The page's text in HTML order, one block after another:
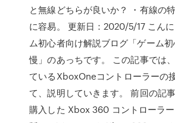
と無線どちらが良いか？ ・有線の
に容易。 更新日：2020/5/17 こん
ム初心者向け解説ブログ「ゲーム
慢」のあっちです。 この記事では
ているXboxOneコントローラーの
て、説明していきます。 前回の記
購入した Xbox 360 コントローラ